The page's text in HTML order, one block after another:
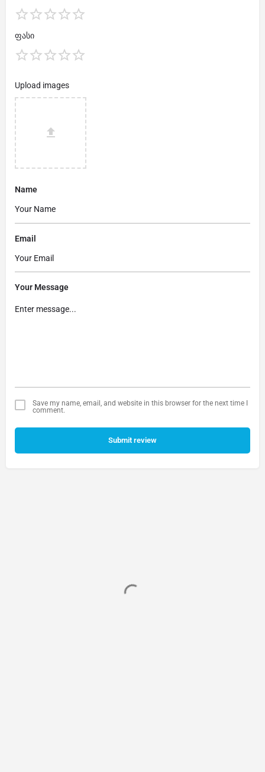
ფასი
Upload images
Name
Email
Your Message
Save my name, email, and website in this browser for the next time I
comment.
Submit review